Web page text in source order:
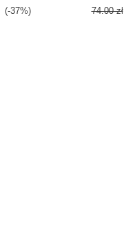
(-37%) 74.00 zł